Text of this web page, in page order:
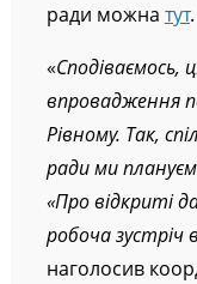
ради можна тут.
«
впровадження
Рівному. Так,
ради ми
«Про відкриті
робоча зустріч
наголосив